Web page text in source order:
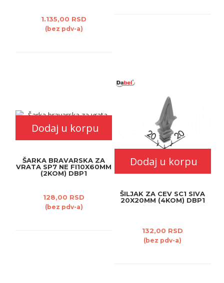
1.135,00 RSD
(bez pdv-a)
Dodaj u korpu
ŠARKA BRAVARSKA ZA
VRATA SP7 NE FI10X60MM
(2KOM) DBP1
128,00 RSD
(bez pdv-a)
Dodaj u korpu
ŠILJAK ZA CEV SC1 SIVA
20X20MM (4KOM) DBP1
132,00 RSD
(bez pdv-a)